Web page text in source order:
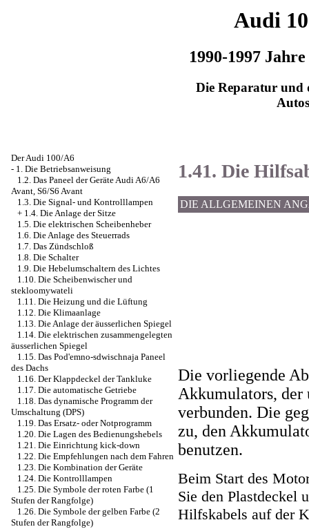
Audi
1990-1997
Die Reparatur und
Autos
Der Audi 100/A6
- 1. Die Betriebsanweisung
1.2. Das Paneel der Geräte Audi A6/A6
Avant, S6/S6 Avant
1.3. Die Signal- und Kontrolllampen
+ 1.4. Die Anlage der Sitze
1.5. Die elektrischen Scheibenheber
1.6. Die Anlage des Steuerrads
1.7. Das Zündschloß
1.8. Die Schalter
1.9. Die Hebelumschaltern des Lichtes
1.10. Die Scheibenwischer und
stekloomywateli
1.11. Die Heizung und die Lüftung
1.12. Die Klimaanlage
1.13. Die Anlage der äusserlichen Spiegel
1.14. Die elektrischen zusammengelegten
äusserlichen Spiegel
1.15. Das Pod'emno-sdwischnaja Paneel
des Dachs
1.16. Der Klappdeckel der Tankluke
1.17. Die automatische Getriebe
1.18. Das dynamische Programm der
Umschaltung (DPS)
1.19. Das Ersatz- oder Notprogramm
1.20. Die Lagen des Bedienungshebels
1.21. Die Einrichtung kick-down
1.22. Die Empfehlungen nach dem Fahren
1.23. Die Kombination der Geräte
1.24. Die Kontrolllampen
1.25. Die Symbole der roten Farbe (1
Stufen der Rangfolge)
1.26. Die Symbole der gelben Farbe (2
Stufen der Rangfolge)
1.41. Die
DIE ALLGEMEINEN
Die vorliegende
Akkumulators, der
verbunden. Die
zu, den
benutzen.
Beim Start des
Sie den Plastdeckel
Hilfskabels auf der